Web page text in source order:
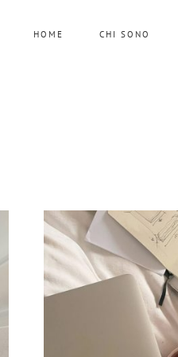
HOME CHI SONO